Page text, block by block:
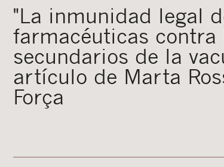
"La inmunidad legal
farmacéuticas contra
secundarios de la
artículo de Marta
Força